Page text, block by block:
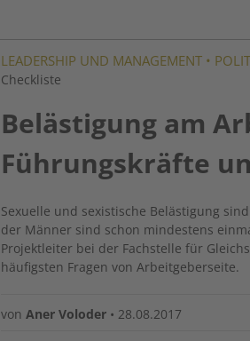
LEADERSHIP UND MANAGEMENT •
Checkliste
Belästigung am
Führungskräfte
Sexuelle und sexistische Belästigung
der Männer sind schon mindestens
Projektleiter bei der Fachstelle für
häufigsten Fragen von Arbeitgeberseite.
von Aner Voloder • 28.08.2017